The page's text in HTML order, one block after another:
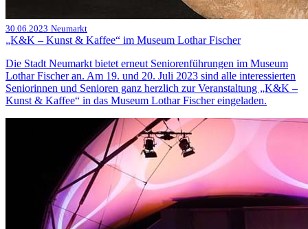
30.06.2023 Neumarkt
„K&K – Kunst & Kaffee“ im Museum Lothar Fischer
Die Stadt Neumarkt bietet erneut Seniorenführungen im Museum
Lothar Fischer an. Am 19. und 20. Juli 2023 sind alle interessierten
Seniorinnen und Senioren ganz herzlich zur Veranstaltung „K&K –
Kunst & Kaffee“ in das Museum Lothar Fischer eingeladen.